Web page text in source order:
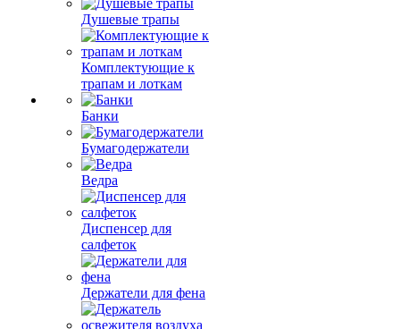
Душевые трапы
Комплектующие к
трапам и лоткам
Банки
Бумагодержатели
Ведра
Диспенсер для
салфеток
Держатели для фена